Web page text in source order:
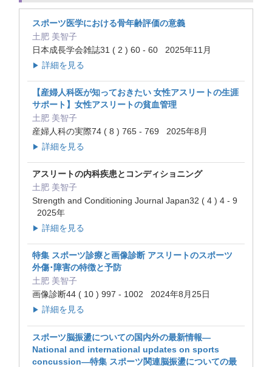
スポーツ医学における骨年齢評価の意義
土肥 美智子
日本成長学会雑誌31 ( 2 ) 60 - 60 2025年11月
▶ 詳細を見る
【産婦人科医が知っておきたい 女性アスリートの生涯
サポート】女性アスリートの貧血管理
土肥 美智子
産婦人科の実際74 ( 8 ) 765 - 769 2025年8月
▶ 詳細を見る
アスリートの内科疾患とコンディショニング
土肥 美智子
Strength and Conditioning Journal Japan32 ( 4 ) 4 - 9
2025年
▶ 詳細を見る
特集 スポーツ診療と画像診断 アスリートのスポーツ
外傷･障害の特徴と予防
土肥 美智子
画像診断44 ( 10 ) 997 - 1002 2024年8月25日
▶ 詳細を見る
スポーツ脳振盪についての国内外の最新情報—
National and international updates on sports
concussion—特集 スポーツ関連脳振盪についての最